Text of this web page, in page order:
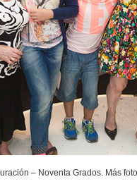
– Noventa Grados. Más